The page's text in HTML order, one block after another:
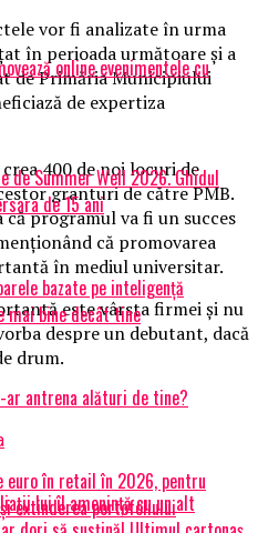
vor fi analizate în urma
în perioada următoare şi a
de Primăria Municipiului
de expertiza
400 de noi locuri de
granturi de către PMB.
programul va fi un succes
că promovarea
în mediul universitar.
este vârsta firmei şi nu
despre un debutant, dacă
drum.
lui îl amenință cu un alt
online evenimentele cu
de Summer Well 2026. Ghidul
de 15 ani
bazate pe inteligență
mai bine decât tine
ar antrena alături de tine?
euro în retail în 2026, pentru
extinderea portofoliului